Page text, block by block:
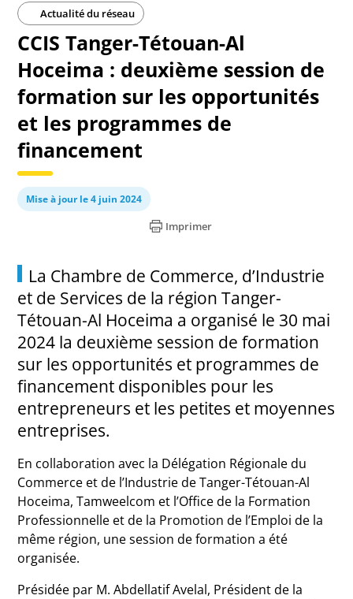
Actualité du réseau
CCIS Tanger-Tétouan-Al
Hoceima : deuxième session de
formation sur les opportunités
et les programmes de
financement
Mise à jour le 4 juin 2024
Imprimer
La Chambre de Commerce, d’Industrie
et de Services de la région Tanger-
Tétouan-Al Hoceima a organisé le 30 mai
2024 la deuxième session de formation
sur les opportunités et programmes de
financement disponibles pour les
entrepreneurs et les petites et moyennes
entreprises.
En collaboration avec la Délégation Régionale du
Commerce et de l’Industrie de Tanger-Tétouan-Al
Hoceima, Tamweelcom et l’Office de la Formation
Professionnelle et de la Promotion de l’Emploi de la
même région, une session de formation a été
organisée.
Présidée par M. Abdellatif Avelal, Président de la